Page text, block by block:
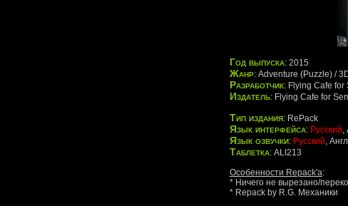
Год выпуска: 2015
Жанр: Adventure (Puzzle) /
Разработчик: Flying Cafe
Издатель: Flying Cafe for
Тип издания: RePack
Язык интерфейса: Русский
Язык озвучки: Русский ,
Таблетка: ALI213
Особенности Repack'a:
* Ничего не вырезано/
* Repack by R.G. Механики